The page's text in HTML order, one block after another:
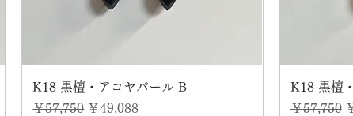
K18 黒檀・アコヤパール B
通常価格
￥57,750 セール価格
￥49,088
K18 黒檀
通常価格
￥57,750